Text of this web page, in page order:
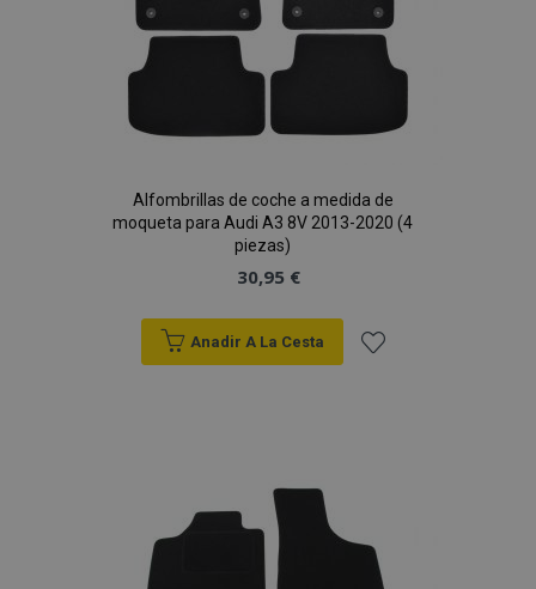
Alfombrillas de coche a medida de
moqueta para Audi A3 8V 2013-2020 (4
piezas)
30,95 €
Anadir A La Cesta
Deseos